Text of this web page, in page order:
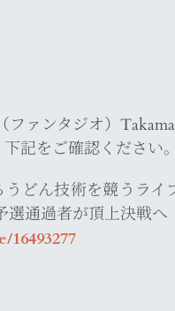
ファンタジオ）
記をご確認ください。
どん技術を競うライ
選通過者が頂上決戦へ